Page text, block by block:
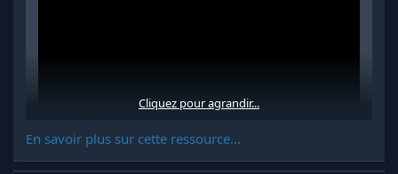
Cliquez pour agrandir...
En savoir plus sur cette ressource...